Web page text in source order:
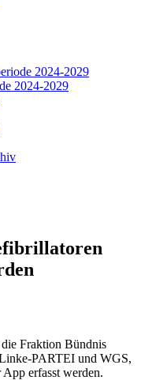
2024-2029
2024-2029
Fraktion Bündnis
PARTEI und WGS,
erfasst werden.